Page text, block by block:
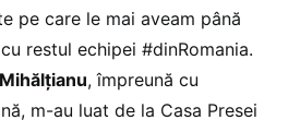
pe care le mai aveam până
restul echipei #dinRomania.
, împreună cu
m-au luat de la Casa Presei